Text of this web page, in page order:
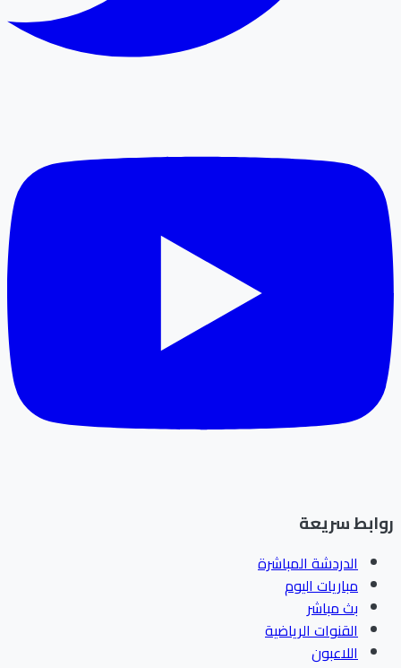
سريعة
الدردشة المباشرة
مباريات اليوم
بث مباشر
القنوات الرياضية
اللاعبون